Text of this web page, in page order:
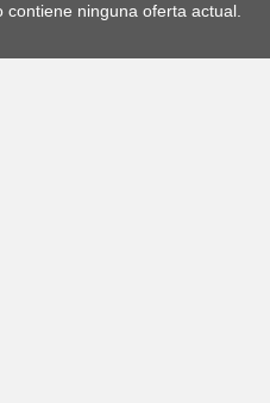
ninguna oferta actual.